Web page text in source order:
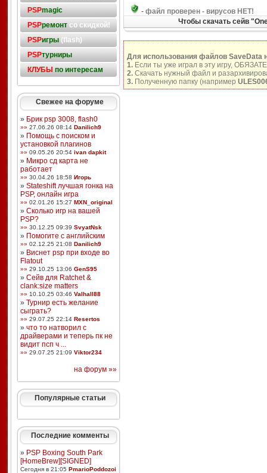
PSPmagic
PSPремонтсо скидкой!
PSPигры(flash)
PSPтурниры
КЛУБЫ по интересам
Свежее на форуме
» Брик psp 3008, flash0
»» 27.06.26 08:14 Danilich9
» Помощь с поиском и
установкой плагинов
»» 09.05.26 20:54 ivan dapkit
» Микро сд карта не
работает
»» 30.04.26 18:58 Игорь
» Stateshift лучшая гонка на
PSP, онлайн игра
»» 02.01.26 15:27 MXN_original
» Сколько игр на вашей
PSP?
»» 30.12.25 09:39 SvyatNsk
» Помогите с английским
»» 02.12.25 21:08 Danilich9
» Виснет psp при входе во
Flatout
»» 29.10.25 13:06 GenS95
» Сейв для Ratchet &
clank:size matters
»» 10.10.25 03:46 Valhall88
» Турнир есть желание
сыграть?
»» 29.07.25 22:14 Resertos
» что то натворил с
драйверами и теперь пк не
видит псп ч ...
»» 29.07.25 21:09 Viktor234
на форум »»
Популярные статьи
Последние комменты
» PSP Boxing South Park
[HomeBrew][SIGNED]
Сегодня в 21:05 PmarioPoddozoi
- файл проверен - вирусов НЕТ!
Чтобы скачать сейв
Для использования файлов SaveData
1.Если ты уже играл в эту игру,
2.Скачать нужный файл и
3.Полученную папку (например